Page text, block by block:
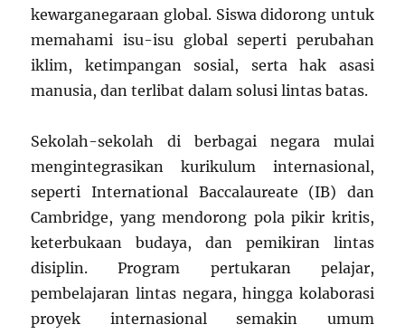
kewarganegaraan global. Siswa didorong untuk
memahami isu-isu global seperti perubahan
iklim, ketimpangan sosial, serta hak asasi
manusia, dan terlibat dalam solusi lintas batas.
Sekolah-sekolah di berbagai negara mulai
mengintegrasikan kurikulum internasional,
seperti International Baccalaureate (IB) dan
Cambridge, yang mendorong pola pikir kritis,
keterbukaan budaya, dan pemikiran lintas
disiplin. Program pertukaran pelajar,
pembelajaran lintas negara, hingga kolaborasi
proyek internasional semakin umum